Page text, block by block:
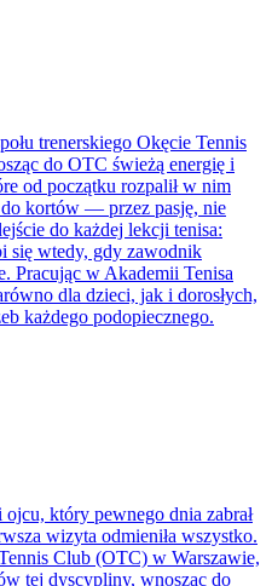
trenerskiego Okęcie Tennis
do OTC świeżą energię i
od początku rozpalił w nim
kortów — przez pasję, nie
do każdej lekcji tenisa:
się wtedy, gdy zawodnik
Pracując w Akademii Tenisa
dla dzieci, jak i dorosłych,
każdego podopiecznego.
który pewnego dnia zabrał
wizyta odmieniła wszystko.
Club (OTC) w Warszawie,
tej dyscypliny, wnosząc do